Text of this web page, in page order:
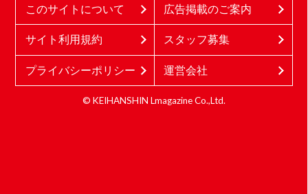
このサイトについて 広告掲載のご案内
サイト利用規約 スタッフ募集
プライバシーポリシー 運営会社
© KEIHANSHIN Lmagazine Co.,Ltd.